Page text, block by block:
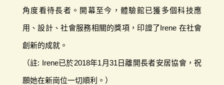
角度看待長者。開幕至今，體驗館已獲多個科技應
用、設計、社會服務相關的獎項，印證了Irene 在社會
創新的成就。
（註: Irene已於2018年1月31日離開長者安居協會，祝
願她在新崗位一切順利。）